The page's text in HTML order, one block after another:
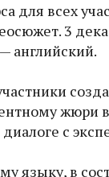
для всех
3
английский.
с
языку, в